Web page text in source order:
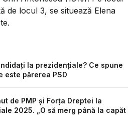
de locul 3, se situează Elena
la prezidențiale? Ce spune
este părerea PSD
de PMP și Forța Dreptei la
2025. „O să merg până la capăt